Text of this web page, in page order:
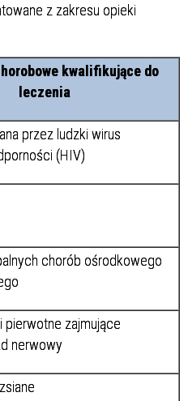
z zakresu opieki
kwalifikujące do
leczenia
przez ludzki wirus
(HIV)
chorób ośrodkowego
pierwotne zajmujące
nerwowy